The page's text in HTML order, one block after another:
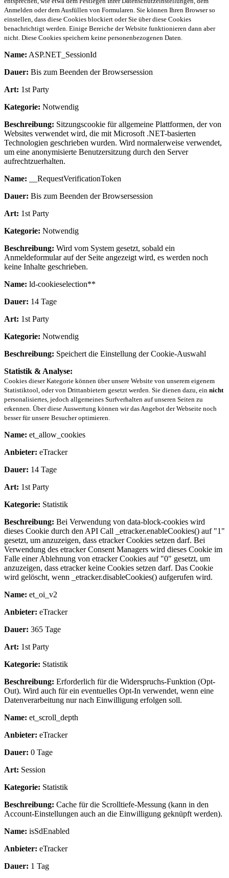
Anmelden oder dem Ausfüllen von Formularen. Sie können Ihren Browser so
einstellen, dass diese Cookies blockiert oder Sie über diese Cookies
benachrichtigt werden. Einige Bereiche der Website funktionieren dann aber
nicht. Diese Cookies speichern keine personenbezogenen Daten.
Name: ASP.NET_SessionId
Dauer: Bis zum Beenden der Browsersession
Art: 1st Party
Kategorie: Notwendig
Beschreibung: Sitzungscookie für allgemeine Plattformen, der von
Websites verwendet wird, die mit Microsoft .NET-basierten
Technologien geschrieben wurden. Wird normalerweise verwendet,
um eine anonymisierte Benutzersitzung durch den Server
aufrechtzuerhalten.
Name: __RequestVerificationToken
Dauer: Bis zum Beenden der Browsersession
Art: 1st Party
Kategorie: Notwendig
Beschreibung: Wird vom System gesetzt, sobald ein
Anmeldeformular auf der Seite angezeigt wird, es werden noch
keine Inhalte geschrieben.
Name: ld-cookieselection**
Dauer: 14 Tage
Art: 1st Party
Kategorie: Notwendig
Beschreibung: Speichert die Einstellung der Cookie-Auswahl
Statistik & Analyse:
Cookies dieser Kategorie können über unsere Website von unserem eigenem
Statistiktool, oder von Drittanbietern gesetzt werden. Sie dienen dazu, ein nicht
personalisiertes, jedoch allgemeines Surfverhalten auf unseren Seiten zu
erkennen. Über diese Auswertung können wir das Angebot der Webseite noch
besser für unsere Besucher optimieren.
Name: et_allow_cookies
Anbieter: eTracker
Dauer: 14 Tage
Art: 1st Party
Kategorie: Statistik
Beschreibung: Bei Verwendung von data-block-cookies wird
dieses Cookie durch den API Call _etracker.enableCookies() auf "1"
gesetzt, um anzuzeigen, dass etracker Cookies setzen darf. Bei
Verwendung des etracker Consent Managers wird dieses Cookie im
Falle einer Ablehnung von etracker Cookies auf "0" gesetzt, um
anzuzeigen, dass etracker keine Cookies setzen darf. Das Cookie
wird gelöscht, wenn _etracker.disableCookies() aufgerufen wird.
Name: et_oi_v2
Anbieter: eTracker
Dauer: 365 Tage
Art: 1st Party
Kategorie: Statistik
Beschreibung: Erforderlich für die Widerspruchs-Funktion (Opt-
Out). Wird auch für ein eventuelles Opt-In verwendet, wenn eine
Datenverarbeitung nur nach Einwilligung erfolgen soll.
Name: et_scroll_depth
Anbieter: eTracker
Dauer: 0 Tage
Art: Session
Kategorie: Statistik
Beschreibung: Cache für die Scrolltiefe-Messung (kann in den
Account-Einstellungen auch an die Einwilligung geknüpft werden).
Name: isSdEnabled
Anbieter: eTracker
Dauer: 1 Tag